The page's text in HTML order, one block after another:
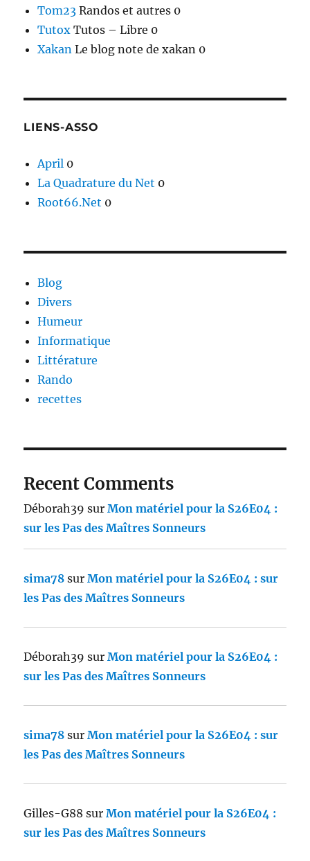
Tom23 Randos et autres 0
Tutox Tutos – Libre 0
Xakan Le blog note de xakan 0
LIENS-ASSO
April 0
La Quadrature du Net 0
Root66.Net 0
Blog
Divers
Humeur
Informatique
Littérature
Rando
recettes
Recent Comments
Déborah39 surMon matériel pour la S26E04 :
sur les Pas des Maîtres Sonneurs
sima78 surMon matériel pour la S26E04 : sur
les Pas des Maîtres Sonneurs
Déborah39 surMon matériel pour la S26E04 :
sur les Pas des Maîtres Sonneurs
sima78 surMon matériel pour la S26E04 : sur
les Pas des Maîtres Sonneurs
Gilles-G88 surMon matériel pour la S26E04 :
sur les Pas des Maîtres Sonneurs